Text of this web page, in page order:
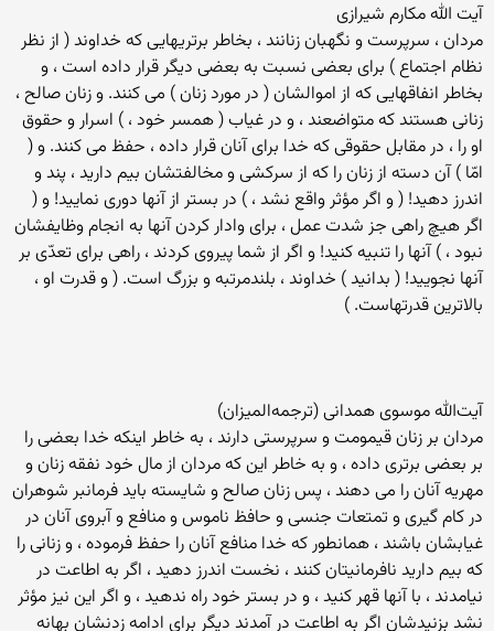
آیت الله مکارم شیرازی
مردان ، سرپرست و نگهبان زنانند ، بخاطر برتریهایی که خداوند ( از نظر
نظام اجتماع ) برای بعضی نسبت به بعضی دیگر قرار داده است ، و
بخاطر انفاقهایی که از اموالشان ( در مورد زنان ) می کنند. و زنان صالح ،
زنانی هستند که متواضعند ، و در غیاب ( همسر خود ، ) اسرار و حقوق
او را ، در مقابل حقوقی که خدا برای آنان قرار داده ، حفظ می کنند. و (
امّا ) آن دسته از زنان را که از سرکشی و مخالفتشان بیم دارید ، پند و
اندرز دهید! ( و اگر مؤثر واقع نشد ، ) در بستر از آنها دوری نمایید! و (
اگر هیچ راهی جز شدت عمل ، برای وادار کردن آنها به انجام وظایفشان
نبود ، ) آنها را تنبیه کنید! و اگر از شما پیروی کردند ، راهی برای تعدّی بر
آنها نجویید! ( بدانید ) خداوند ، بلندمرتبه و بزرگ است. ( و قدرت او ،
بالاترین قدرتهاست. )
آیت‌الله موسوی همدانی (ترجمه‌المیزان)
مردان بر زنان قیمومت و سرپرستی دارند ، به خاطر اینکه خدا بعضی را
بر بعضی برتری داده ، و به خاطر این که مردان از مال خود نفقه زنان و
مهریه آنان را می دهند ، پس زنان صالح و شایسته باید فرمانبر شوهران
در کام گیری و تمتعات جنسی و حافظ ناموس و منافع و آبروی آنان در
غیابشان باشند ، همانطور که خدا منافع آنان را حفظ فرموده ، و زنانی را
که بیم دارید نافرمانیتان کنند ، نخست اندرز دهید ، اگر به اطاعت در
نیامدند ، با آنها قهر کنید ، و در بستر خود راه ندهید ، و اگر این نیز مؤثر
نشد بزنیدشان اگر به اطاعت در آمدند دیگر برای ادامه زدنشان بهانه